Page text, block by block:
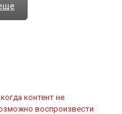
контент не
воспроизвести